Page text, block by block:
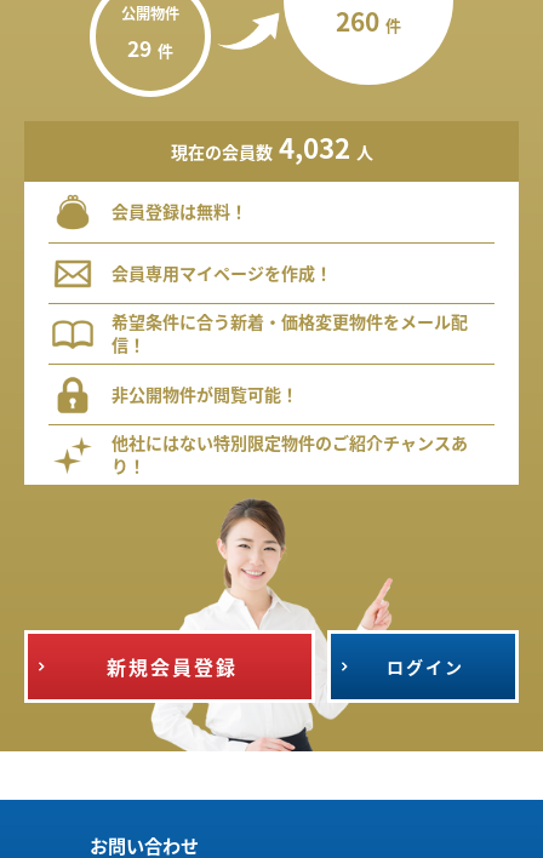
公開物件
29 件
260 件
現在の会員数 4,032 人
会員登録は無料！
会員専用マイページを作成！
希望条件に合う新着・価格変更物件をメール配
信！
非公開物件が閲覧可能！
他社にはない特別限定物件のご紹介チャンスあ
り！
新規会員登録 ログイン
お問い合わせ